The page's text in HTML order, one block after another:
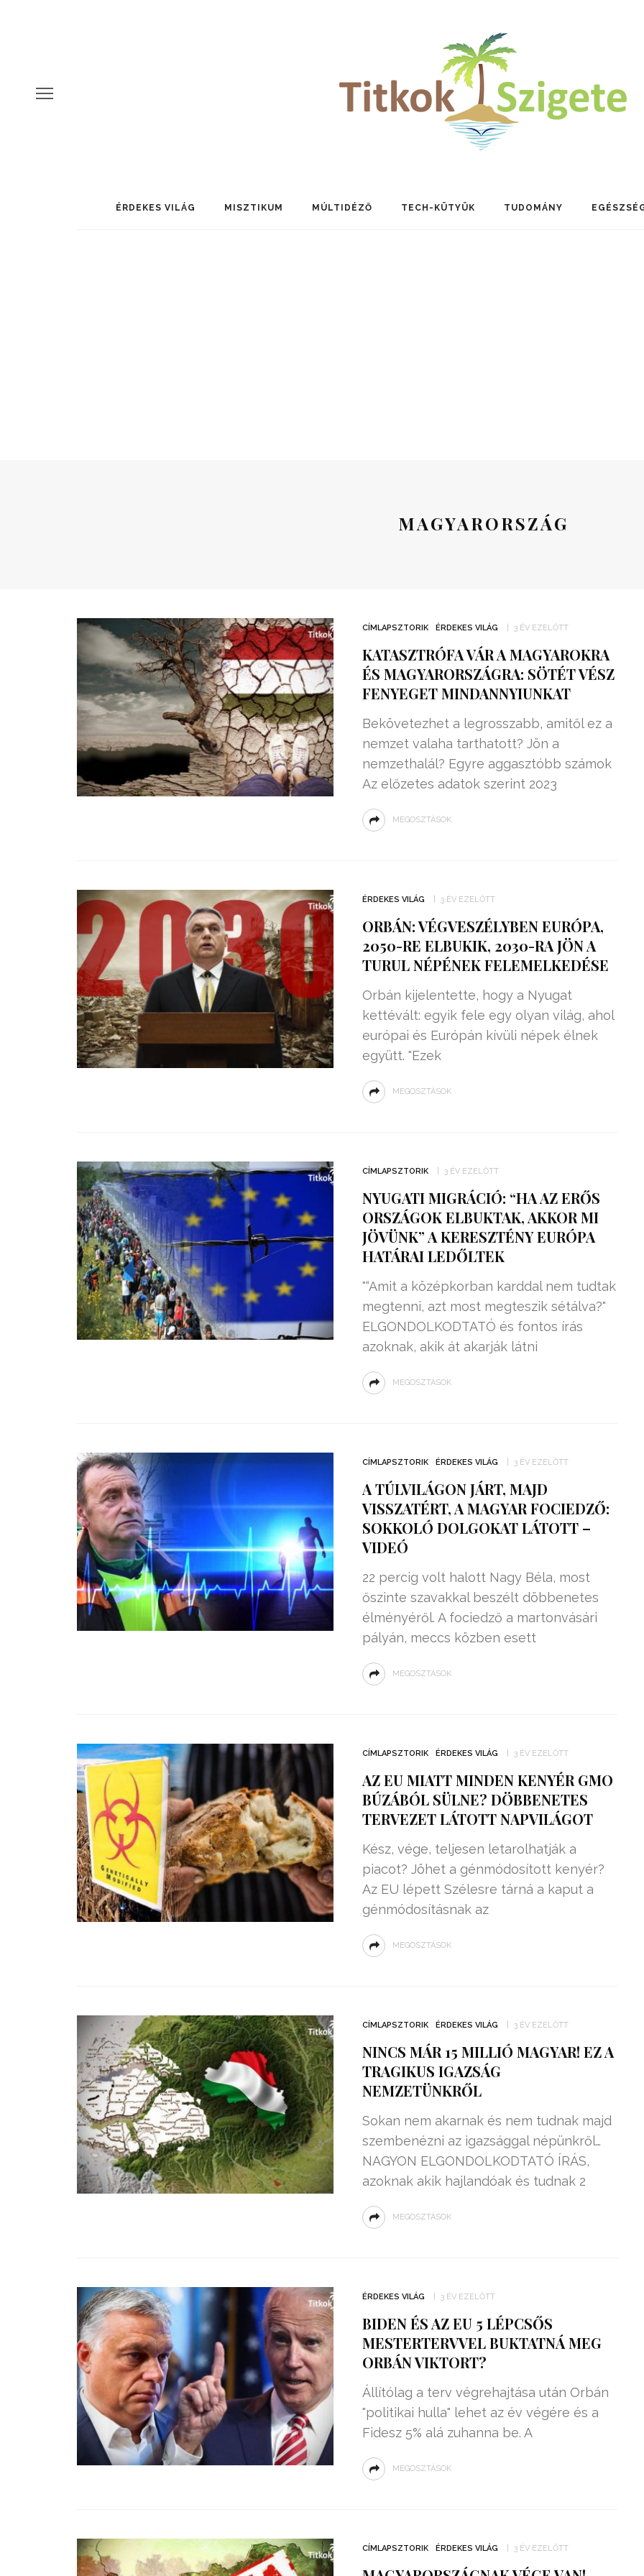
ÉRDEKES VILÁG MISZTIKUM MÚLTIDÉZŐ TECH-KÜTYÜK TUDOMÁNY
MAGYARORSZÁG
CÍMLAPSZTORIK ÉRDEKES VILÁG 3 ÉV EZELŐTT
KATASZTRÓFA VÁR A MAGYAROKRA
ÉS MAGYARORSZÁGRA: SÖTÉT VÉSZ
FENYEGET MINDANNYIUNKAT
Bekövetezhet a legrosszabb, amitől ez a
nemzet valaha tarthatott? Jön a
nemzethalál? Egyre aggasztóbb számok
Az előzetes adatok szerint 2023
MEGOSZTÁSOK
ÉRDEKES VILÁG 3 ÉV EZELŐTT
ORBÁN: VÉGVESZÉLYBEN EURÓPA,
2050-RE ELBUKIK, 2030-RA JÖN A
TURUL NÉPÉNEK FELEMELKEDÉSE
Orbán kijelentette, hogy a Nyugat
kettévált: egyik fele egy olyan világ, ahol
európai és Európán kívüli népek élnek
együtt. "Ezek
MEGOSZTÁSOK
CÍMLAPSZTORIK 3 ÉV EZELŐTT
NYUGATI MIGRÁCIÓ: “HA AZ ERŐS
ORSZÁGOK ELBUKTAK, AKKOR MI
JÖVÜNK” A KERESZTÉNY EURÓPA
HATÁRAI LEDŐLTEK
"“Amit a középkorban karddal nem tudtak
megtenni, azt most megteszik sétálva?"
ELGONDOLKODTATÓ és fontos írás
azoknak, akik át akarják látni
MEGOSZTÁSOK
CÍMLAPSZTORIK ÉRDEKES VILÁG 3 ÉV EZELŐTT
A TÚLVILÁGON JÁRT, MAJD
VISSZATÉRT, A MAGYAR FOCIEDZŐ:
SOKKOLÓ DOLGOKAT LÁTOTT –
VIDEÓ
22 percig volt halott Nagy Béla, most
őszinte szavakkal beszélt döbbenetes
élményéről. A fociedző a martonvásári
pályán, meccs közben esett
MEGOSZTÁSOK
CÍMLAPSZTORIK ÉRDEKES VILÁG 3 ÉV EZELŐTT
AZ EU MIATT MINDEN KENYÉR GMO
BÚZÁBÓL SÜLNE? DÖBBENETES
TERVEZET LÁTOTT NAPVILÁGOT
Kész, vége, teljesen letarolhatják a
piacot? Jöhet a génmódosított kenyér?
Az EU lépett Szélesre tárná a kaput a
génmódosításnak az
MEGOSZTÁSOK
CÍMLAPSZTORIK ÉRDEKES VILÁG 3 ÉV EZELŐTT
NINCS MÁR 15 MILLIÓ MAGYAR! EZ A
TRAGIKUS IGAZSÁG
NEMZETÜNKRŐL
Sokan nem akarnak és nem tudnak majd
szembenézni az igazsággal népünkről…
NAGYON ELGONDOLKODTATÓ ÍRÁS,
azoknak akik hajlandóak és tudnak 2
MEGOSZTÁSOK
ÉRDEKES VILÁG 3 ÉV EZELŐTT
BIDEN ÉS AZ EU 5 LÉPCSŐS
MESTERTERVVEL BUKTATNÁ MEG
ORBÁN VIKTORT?
Állítólag a terv végrehajtása után Orbán
"politikai hulla" lehet az év végére és a
Fidesz 5% alá zuhanna be. A
MEGOSZTÁSOK
CÍMLAPSZTORIK ÉRDEKES VILÁG 3 ÉV EZELŐTT
99,13%-OS HATÉKONYSÁGGAL
NULLÁZZA AZ ÁRAMSZÁMLÁT
EZ A MOTOR!
HÁROM DIÁK: VÉGTELEN
ENERGIÁT
TERMELHETNÉNEK A
FEKVŐRENDŐRÖK!